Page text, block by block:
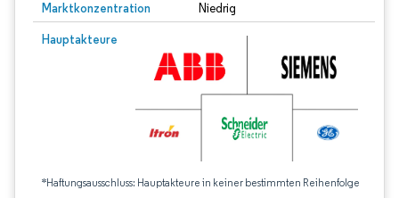
Marktkonzentration Niedrig
Hauptakteure
*Haftungsausschluss: Hauptakteure in keiner bestimmten Reihenfolge